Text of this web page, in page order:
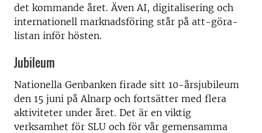
det kommande året. Även AI, digitalisering och
internationell marknadsföring står på att-göra-
listan inför hösten.
Jubileum
Nationella Genbanken firade sitt 10-årsjubileum
den 15 juni på Alnarp och fortsätter med flera
aktiviteter under året. Det är en viktig
verksamhet för SLU och för vår gemensamma